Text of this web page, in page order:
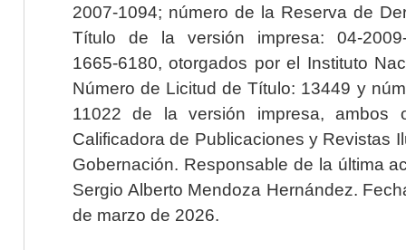
2007-1094; número de la Reserva de
Título de la versión impresa: 04-2009-
1665-6180, otorgados por el Instituto
Número de Licitud de Título: 13449 y
11022 de la versión impresa, ambos
Calificadora de Publicaciones y Revistas
Gobernación. Responsable de la última
Sergio Alberto Mendoza Hernández.
de marzo de 2026.